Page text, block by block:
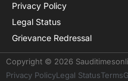
Privacy Policy
Legal Status
Grievance Redressal
Copyright © 2026
Privacy PolicyLegal StatusTerms